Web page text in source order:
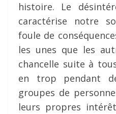
histoire. Le
caractérise notre
foule de
les unes que les
chancelle suite à
en trop pendant
groupes de
leurs propres